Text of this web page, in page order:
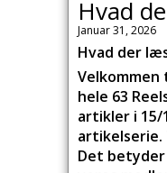
Tønder: 401
Nørrebro:
Aabenraa:
København:
Østerbro:
Hvad
Januar 31, 2026
Hvad der
Velkommen
hele 63
artikler i 15/
artikelserie.
Det